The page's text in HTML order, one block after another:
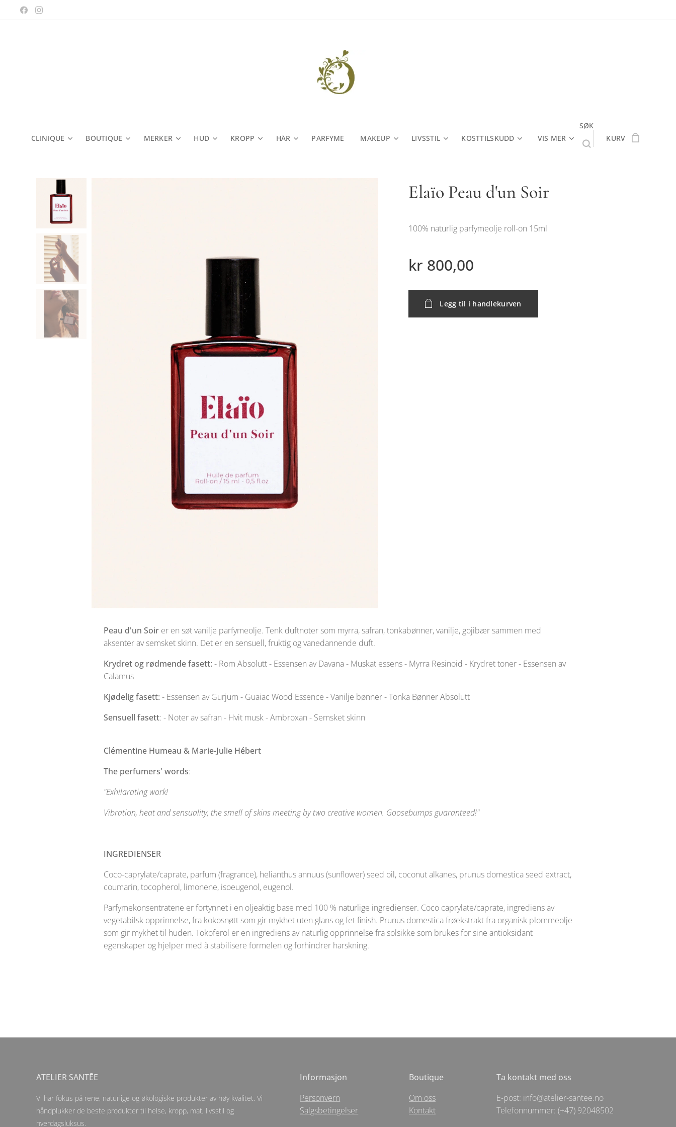
CLINIQUE BOUTIQUE MERKER HUD KROPP HÅR PARFYME MAKEUP LIVSSTIL KOSTTILSKUDD VIS MER
SØK
KURV
Elaïo Peau d'un Soir
100% naturlig parfymeolje roll-on 15ml
kr 800,00
Legg til i handlekurven
Peau d'un Soirer en søt vanilje parfymeolje. Tenk duftnoter som myrra, safran, tonkabønner, vanilje, gojibær sammen med
aksenter av semsket skinn. Det er en sensuell, fruktig og vanedannende duft.
Krydret og rødmende fasett: - Rom Absolutt - Essensen av Davana - Muskat essens - Myrra Resinoid - Krydret toner - Essensen av
Calamus
Kjødelig fasett: - Essensen av Gurjum - Guaiac Wood Essence - Vanilje bønner - Tonka Bønner Absolutt
Sensuell fasett: - Noter av safran - Hvit musk - Ambroxan - Semsket skinn
Clémentine Humeau & Marie-Julie Hébert
The perfumers' words:
"Exhilarating work!
Vibration, heat and sensuality, the smell of skins meeting by two creative women. Goosebumps guaranteed!"
INGREDIENSER
Coco-caprylate/caprate, parfum (fragrance), helianthus annuus (sunflower) seed oil, coconut alkanes, prunus domestica seed extract,
coumarin, tocopherol, limonene, isoeugenol, eugenol.
Parfymekonsentratene er fortynnet i en oljeaktig base med 100 % naturlige ingredienser. Coco caprylate/caprate, ingrediens av
vegetabilsk opprinnelse, fra kokosnøtt som gir mykhet uten glans og fet finish. Prunus domestica frøekstrakt fra organisk plommeolje
som gir mykhet til huden. Tokoferol er en ingrediens av naturlig opprinnelse fra solsikke som brukes for sine antioksidant
egenskaper og hjelper med å stabilisere formelen og forhindrer harskning.
ATELIER SANTĒE
Vi har fokus på rene, naturlige og økologiske produkter av høy kvalitet. Vi
håndplukker de beste produkter til helse, kropp, mat, livsstil og
hverdagsluksus.
Informasjon
Personvern
Salgsbetingelser
Boutique
Om oss
Kontakt
Ta kontakt med oss
E-post: info@atelier-santee.no
Telefonnummer: (+47) 92048502